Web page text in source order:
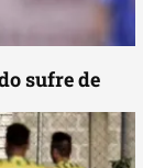
sufre de